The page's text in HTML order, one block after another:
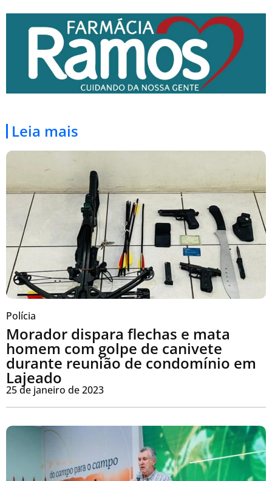
Leia mais
Polícia
Morador dispara flechas e mata
homem com golpe de canivete
durante reunião de condomínio em
Lajeado
25 de janeiro de 2023